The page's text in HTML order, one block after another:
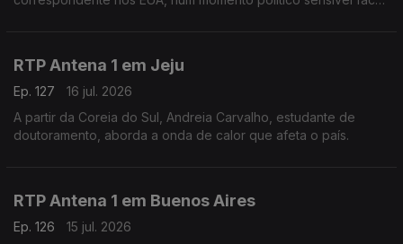
RTP Antena 1 em Jeju
Ep. 127
16 jul. 2026
A partir da Coreia do Sul, Andreia Carvalho, estudante de
doutoramento, aborda a onda de calor que afeta o país.
RTP Antena 1 em Buenos Aires
Ep. 126
15 jul. 2026